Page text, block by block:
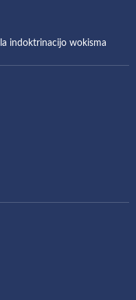
indoktrinacijo wokisma